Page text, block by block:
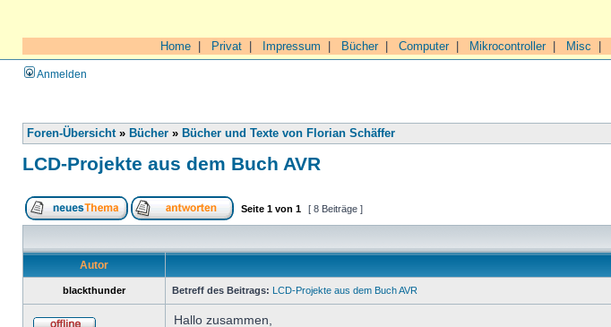
Home Privat Impressum Bücher| Computer| Mikrocontroller| Misc
Anmelden
Foren-Übersicht» Bücher » Bücher und Texte von Florian Schäffer
LCD-Projekte aus dem Buch AVR
Seite 1 von 1 [ 8 Beiträge ]
Autor
blackthunder Betreff des Beitrags: LCD-Projekte aus dem Buch AVR
Hallo zusammen,